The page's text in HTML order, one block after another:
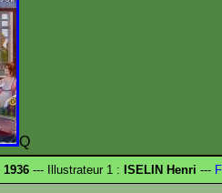
Q
1936 --- Illustrateur 1 : ISELIN Henri ---